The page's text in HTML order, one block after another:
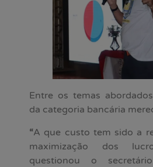
Entre os temas
da categoria bancária
“A que custo tem sido a
maximização dos
questionou o